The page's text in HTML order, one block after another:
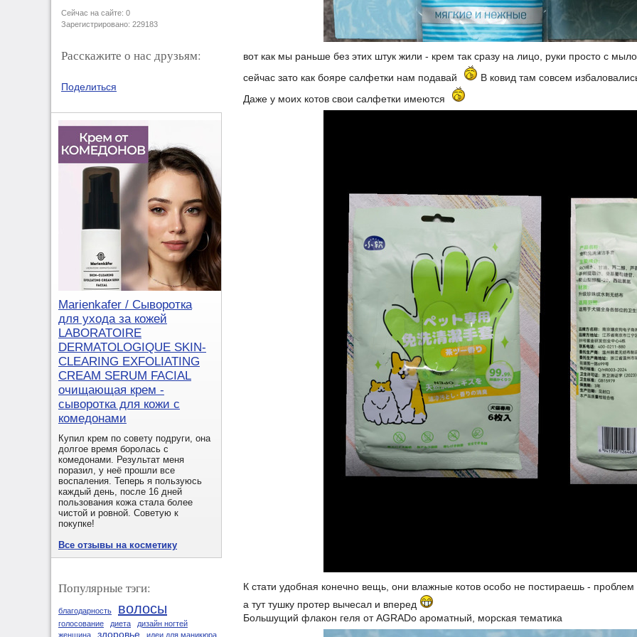
вот как мы раньше без этих штук жили - крем так сразу на лицо, руки просто с
сейчас зато как бояре салфетки нам подавай
В ковид там совсем
Даже у моих котов свои салфетки имеются
К стати удобная конечно вещь, они влажные котов особо не постираешь -
а тут тушку протер вычесал и вперед
Большущий флакон геля от AGRADo ароматный, морская тематика
Сейчас на сайте: 0
Зарегистрировано: 229183
Расскажите о нас друзьям:
Поделиться
Marienkafer / Сыворотка
для ухода за кожей
LABORATOIRE
DERMATOLOGIQUE SKIN-
CLEARING EXFOLIATING
CREAM SERUM FACIAL
очищающая крем -
сыворотка для кожи с
комедонами
Купил крем по совету подруги, она
долгое время боролась с
комедонами. Результат меня
поразил, у неё прошли все
воспаления. Теперь я пользуюсь
каждый день, после 16 дней
пользования кожа стала более
чистой и ровной. Советую к
покупке!
Все отзывы на косметику
Популярные тэги:
благодарность волосы
голосование диета
дизайн ногтей
женщина
здоровье идеи для маникюра